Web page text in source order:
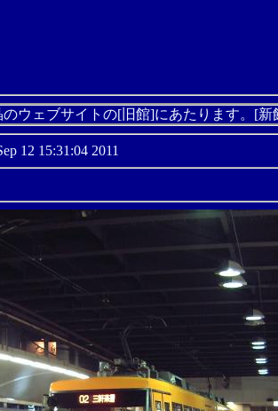
ウェブサイトの[旧館]にあたります。[新
12 15:31:04 2011